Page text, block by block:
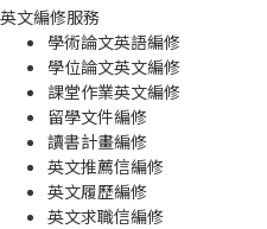
英文編修服務
學術論文英語編修
學位論文英文編修
課堂作業英文編修
留學文件編修
讀書計畫編修
英文推薦信編修
英文履歷編修
英文求職信編修